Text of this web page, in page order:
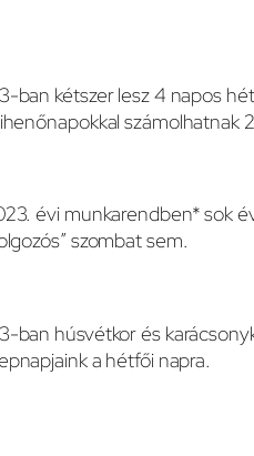
ban kétszer lesz 4 napos
számolhatnak
évi munkarendben* sok
szombat sem.
ban húsvétkor és
a hétfői napra.